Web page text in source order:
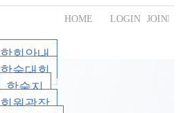
LOGIN JOIN
HOME
학회안내
학술대회
학술지
회원광장